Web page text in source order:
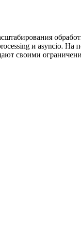
и asyncio.
своими